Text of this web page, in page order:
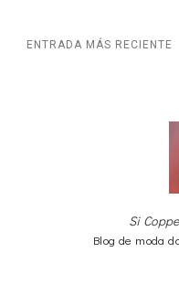
ENTRADA MÁS RECIENTE
Si
Blog de moda